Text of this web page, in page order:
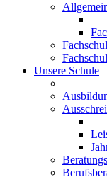
Unsere Schule